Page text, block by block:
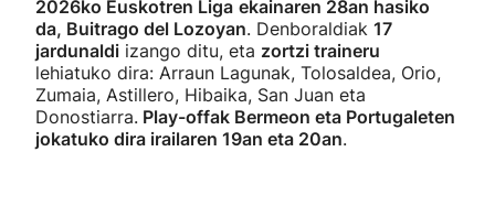
2026ko Euskotren Liga ekainaren 28an hasiko
da, Buitrago del Lozoyan. Denboraldiak 17
jardunaldi izango ditu, eta zortzi traineru
lehiatuko dira: Arraun Lagunak, Tolosaldea, Orio,
Zumaia, Astillero, Hibaika, San Juan eta
Donostiarra. Play-offak Bermeon eta Portugaleten
jokatuko dira irailaren 19an eta 20an.